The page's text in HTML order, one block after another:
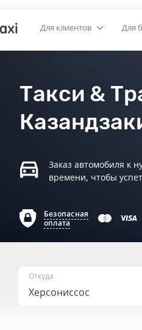
Для клиентов Для
Такси &
Заказ автомобиля к
времени, чтобы
Безопасная
оплата
Откуда